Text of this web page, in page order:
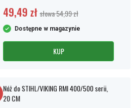
49,49 zł słowa 54,99 zł
Dostępne w magazynie
KUP
Nóż do STIHL/VIKING RMI 400/500 serii,
20 CM